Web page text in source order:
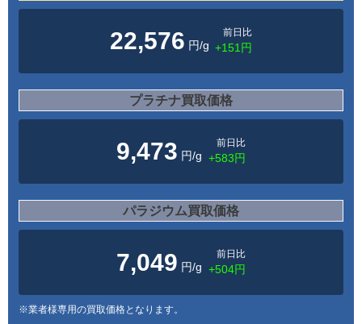
22,576 円/g
前日比
+151円
プラチナ買取価格
9,473 円/g
前日比
+583円
パラジウム買取価格
7,049 円/g
前日比
+504円
※業者様専用の買取価格となります。